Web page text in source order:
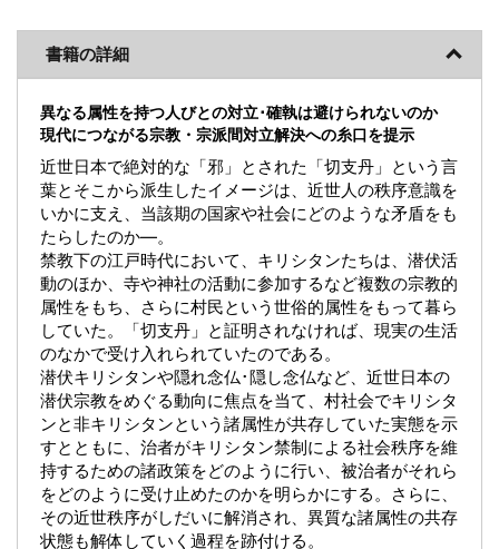
書籍の詳細
異なる属性を持つ人びとの対立･確執は避けられないのか
現代につながる宗教・宗派間対立解決への糸口を提示
近世日本で絶対的な「邪」とされた「切支丹」という言
葉とそこから派生したイメージは、近世人の秩序意識を
いかに支え、当該期の国家や社会にどのような矛盾をも
たらしたのか―。
禁教下の江戸時代において、キリシタンたちは、潜伏活
動のほか、寺や神社の活動に参加するなど複数の宗教的
属性をもち、さらに村民という世俗的属性をもって暮ら
していた。「切支丹」と証明されなければ、現実の生活
のなかで受け入れられていたのである。
潜伏キリシタンや隠れ念仏･隠し念仏など、近世日本の
潜伏宗教をめぐる動向に焦点を当て、村社会でキリシタ
ンと非キリシタンという諸属性が共存していた実態を示
すとともに、治者がキリシタン禁制による社会秩序を維
持するための諸政策をどのように行い、被治者がそれら
をどのように受け止めたのかを明らかにする。さらに、
その近世秩序がしだいに解消され、異質な諸属性の共存
状態も解体していく過程を跡付ける。